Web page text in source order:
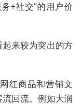
+社交”的用户价
来较为突出的方
红商品和营销文
回流。例如大润